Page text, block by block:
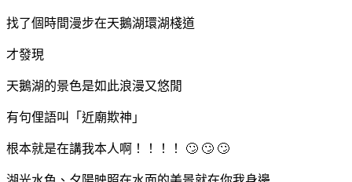
找了個時間漫步在天鵝湖環湖棧道
才發現
天鵝湖的景色是如此浪漫又悠閒
有句俚語叫「近廟欺神」
根本就是在講我本人啊！！！！ 🙄 🙄 🙄